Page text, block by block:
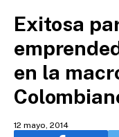
Exitosa
en la
12 mayo, 2014